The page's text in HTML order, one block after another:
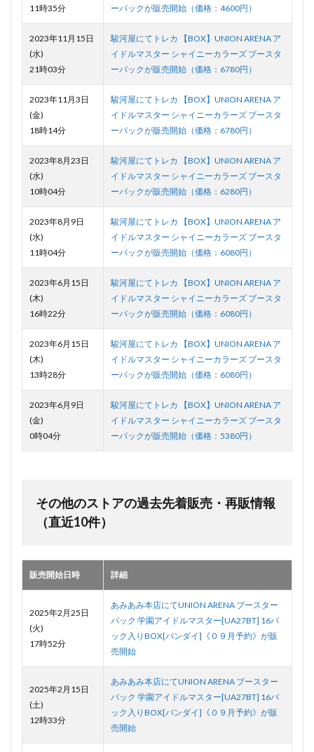
11時35分
ーパックが販売開始（価格：4600円）
2023年11月15日
(水)
21時03分
駿河屋にてトレカ 【BOX】UNION ARENA ア
イドルマスター シャイニーカラーズ ブースタ
ーパックが販売開始（価格：6780円）
2023年11月3日
(金)
18時14分
駿河屋にてトレカ 【BOX】UNION ARENA ア
イドルマスター シャイニーカラーズ ブースタ
ーパックが販売開始（価格：6780円）
2023年8月23日
(水)
10時04分
駿河屋にてトレカ 【BOX】UNION ARENA ア
イドルマスター シャイニーカラーズ ブースタ
ーパックが販売開始（価格：6280円）
2023年8月9日
(水)
11時04分
駿河屋にてトレカ 【BOX】UNION ARENA ア
イドルマスター シャイニーカラーズ ブースタ
ーパックが販売開始（価格：6080円）
2023年6月15日
(木)
16時22分
駿河屋にてトレカ 【BOX】UNION ARENA ア
イドルマスター シャイニーカラーズ ブースタ
ーパックが販売開始（価格：6080円）
2023年6月15日
(木)
13時28分
駿河屋にてトレカ 【BOX】UNION ARENA ア
イドルマスター シャイニーカラーズ ブースタ
ーパックが販売開始（価格：6080円）
2023年6月9日
(金)
0時04分
駿河屋にてトレカ 【BOX】UNION ARENA ア
イドルマスター シャイニーカラーズ ブースタ
ーパックが販売開始（価格：5380円）
その他のストアの過去先着販売・再販情報
（直近10件）
販売開始日時 詳細
2025年2月25日
(火)
17時52分
あみあみ本店にてUNION ARENA ブースター
パック 学園アイドルマスター[UA27BT] 16パ
ック入りBOX[バンダイ]《０９月予約》が販
売開始
2025年2月15日
(土)
12時33分
あみあみ本店にてUNION ARENA ブースター
パック 学園アイドルマスター[UA27BT] 16パ
ック入りBOX[バンダイ]《０９月予約》が販
売開始